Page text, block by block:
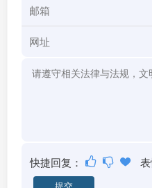
快捷回复： 表